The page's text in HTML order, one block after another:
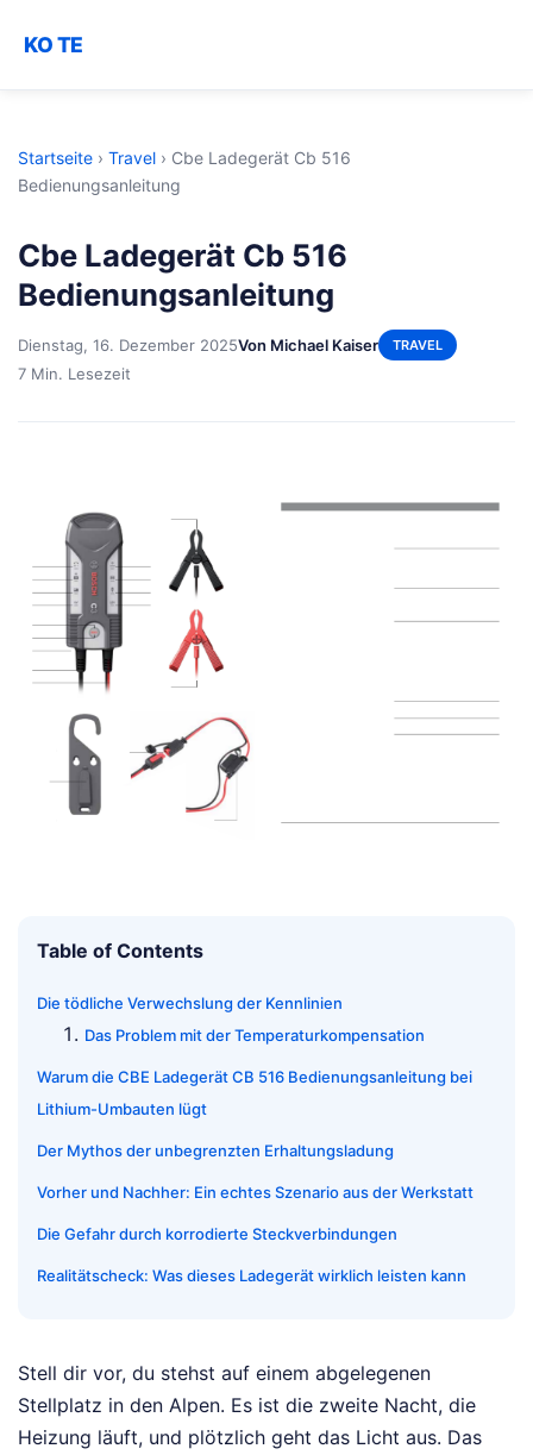
KO TE
Startseite › Travel › Cbe Ladegerät Cb 516
Bedienungsanleitung
Cbe Ladegerät Cb 516
Bedienungsanleitung
Dienstag, 16. Dezember 2025Von Michael Kaiser TRAVEL
7 Min. Lesezeit
Table of Contents
Die tödliche Verwechslung der Kennlinien
Das Problem mit der Temperaturkompensation
Warum die CBE Ladegerät CB 516 Bedienungsanleitung bei
Lithium-Umbauten lügt
Der Mythos der unbegrenzten Erhaltungsladung
Vorher und Nachher: Ein echtes Szenario aus der Werkstatt
Die Gefahr durch korrodierte Steckverbindungen
Realitätscheck: Was dieses Ladegerät wirklich leisten kann
Stell dir vor, du stehst auf einem abgelegenen
Stellplatz in den Alpen. Es ist die zweite Nacht, die
Heizung läuft, und plötzlich geht das Licht aus. Das